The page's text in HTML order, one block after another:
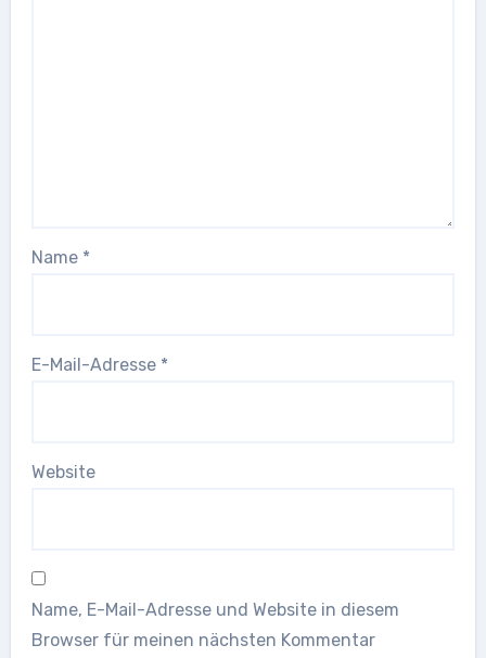
Name *
E-Mail-Adresse *
Website
Name, E-Mail-Adresse und Website in diesem
Browser für meinen nächsten Kommentar